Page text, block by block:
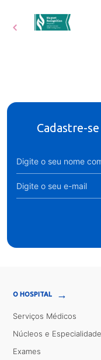
Cadastre-
O HOSPITAL →
Serviços Médicos
Núcleos e
Exames